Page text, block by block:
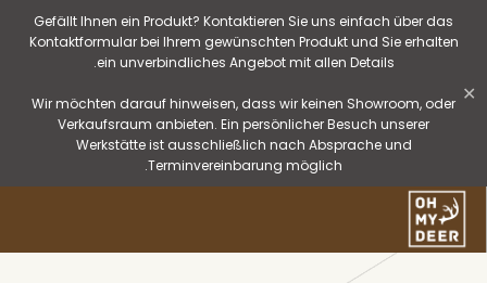
Gefällt Ihnen ein Produkt? Kontaktieren Sie uns einfach über das
Kontaktformular bei Ihrem gewünschten Produkt und Sie erhalten
ein unverbindliches Angebot mit allen Details.
Wir möchten darauf hinweisen, dass wir keinen Showroom, oder
Verkaufsraum anbieten. Ein persönlicher Besuch unserer
Werkstätte ist ausschließlich nach Absprache und
Terminvereinbarung möglich.
✕